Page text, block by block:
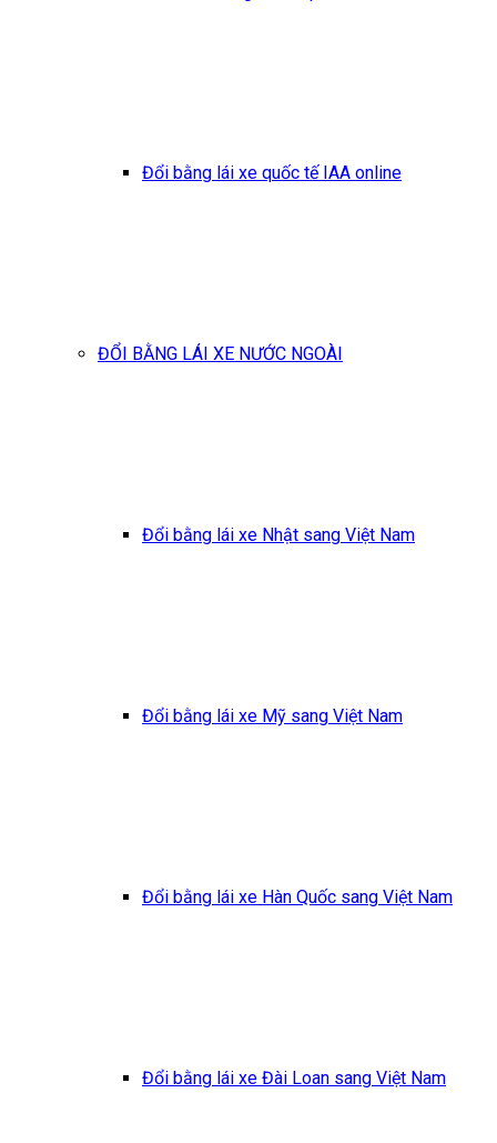
Đổi bằng lái xe quốc tế IAA online
ĐỔI BẰNG LÁI XE NƯỚC NGOÀI
Đổi bằng lái xe Nhật sang Việt Nam
Đổi bằng lái xe Mỹ sang Việt Nam
Đổi bằng lái xe Hàn Quốc sang Việt Nam
Đổi bằng lái xe Đài Loan sang Việt Nam